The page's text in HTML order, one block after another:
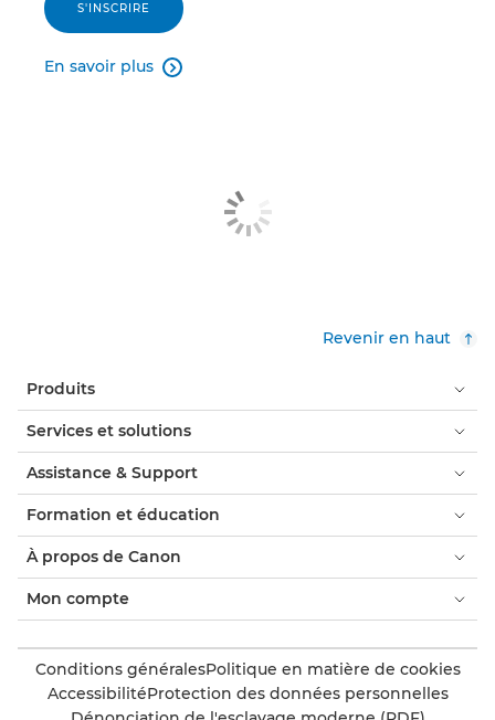
S'INSCRIRE
En savoir plus 
Revenir en haut
Produits
Services et solutions
Assistance & Support
Formation et éducation
À propos de Canon
Mon compte
Conditions généralesPolitique en matière de cookies
AccessibilitéProtection des données personnelles